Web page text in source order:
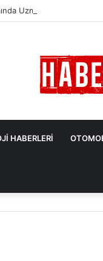
Uzmanlardan Gelen
HABERLERİ